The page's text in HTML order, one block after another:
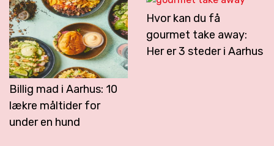
Billig mad i Aarhus: 10
lækre måltider for
under en hund
Hvor kan du få
gourmet take away:
Her er 3 steder i Aarhus